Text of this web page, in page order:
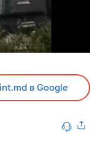
в Google